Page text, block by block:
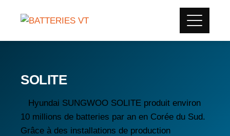
SOLITE
Hyundai SUNGWOO SOLITE produit environ
10 millions de batteries par an en Corée du Sud.
Grâce à des installations de production